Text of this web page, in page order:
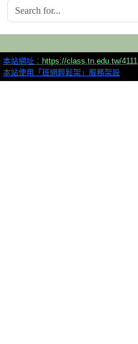
本站網址： https://class.tn.edu.tw/4111
本站使用「班網輕鬆架」服務架設